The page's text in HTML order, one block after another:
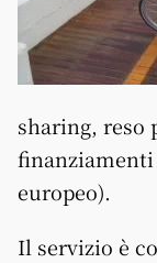
sharing, reso
europeo).
Il servizio è